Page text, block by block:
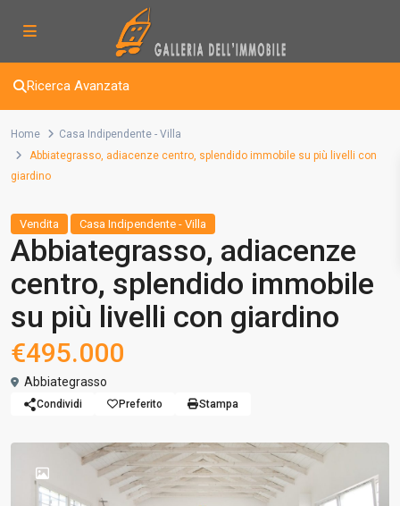
Ricerca Avanzata
Home
Casa Indipendente - Villa
Abbiategrasso, adiacenze centro, splendido immobile su più livelli con
giardino
Vendita Casa Indipendente - Villa
Abbiategrasso, adiacenze
centro, splendido immobile
su più livelli con giardino
€495.000
Abbiategrasso
Condividi Preferito Stampa